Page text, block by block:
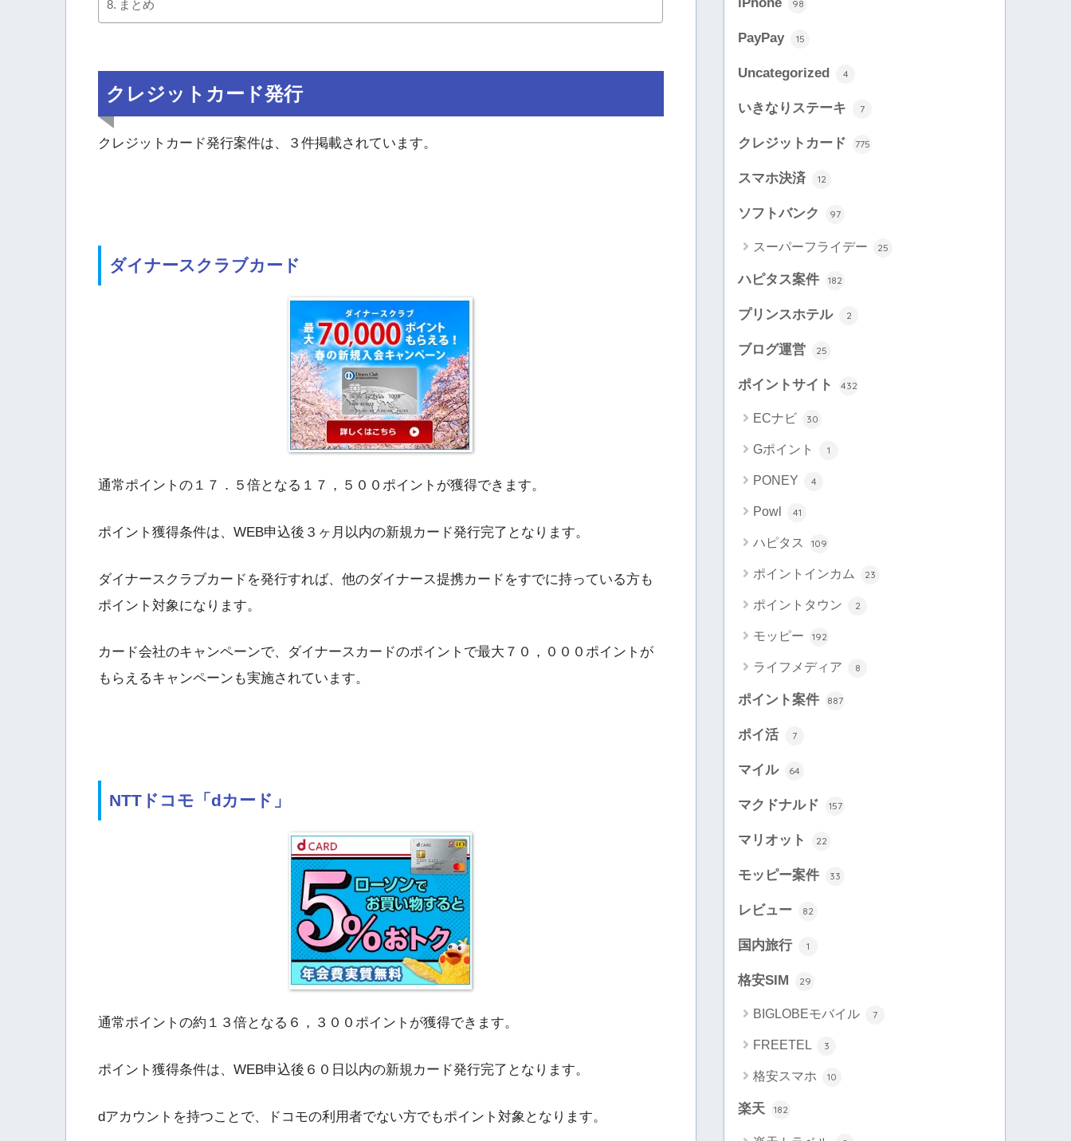
まとめ
クレジットカード発行
クレジットカード発行案件は、３件掲載されています。
ダイナースクラブカード
通常ポイントの１７．５倍となる１７，５００ポイントが獲得できます。
ポイント獲得条件は、WEB申込後３ヶ月以内の新規カード発行完了となります。
ダイナースクラブカードを発行すれば、他のダイナース提携カードをすでに持っている方も
ポイント対象になります。
カード会社のキャンペーンで、ダイナースカードのポイントで最大７０，０００ポイントが
もらえるキャンペーンも実施されています。
NTTドコモ「dカード」
通常ポイントの約１３倍となる６，３００ポイントが獲得できます。
ポイント獲得条件は、WEB申込後６０日以内の新規カード発行完了となります。
dアカウントを持つことで、ドコモの利用者でない方でもポイント対象となります。
iPhone 98
PayPay 15
Uncategorized 4
いきなりステーキ 7
クレジットカード 775
スマホ決済 12
ソフトバンク 97
スーパーフライデー 25
ハピタス案件 182
プリンスホテル 2
ブログ運営 25
ポイントサイト 432
ECナビ 30
Gポイント 1
PONEY 4
Powl 41
ハピタス 109
ポイントインカム 23
ポイントタウン 2
モッピー 192
ライフメディア 8
ポイント案件 887
ポイ活 7
マイル 64
マクドナルド 157
マリオット 22
モッピー案件 33
レビュー 82
国内旅行 1
格安SIM 29
BIGLOBEモバイル 7
FREETEL 3
格安スマホ 10
楽天 182